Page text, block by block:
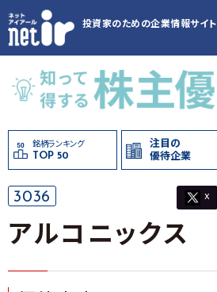
投資家のための企業情報サイト
銘柄ランキング
TOP 50
注目の
優待企業
3036 X
アルコニックス